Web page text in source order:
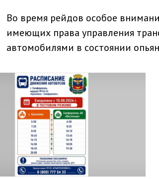
Во время рейдов особое
имеющих права управления
автомобилями в состоянии